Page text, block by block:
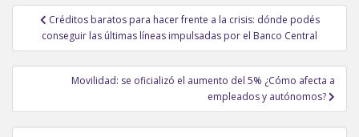
Navegación
entradas
Créditos baratos para hacer frente a la crisis: dónde podés
conseguir las últimas líneas impulsadas por el Banco Central
Movilidad: se oficializó el aumento del 5% ¿Cómo afecta a
empleados y autónomos?